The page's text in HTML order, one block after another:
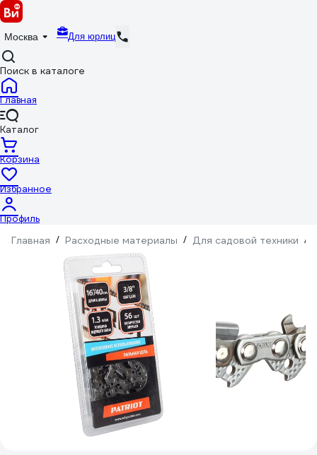
Москва Для юрлиц
Поиск в каталоге
Главная
Каталог
Корзина
Избранное
Профиль
Главная / Расходные материалы / Для садовой техники /